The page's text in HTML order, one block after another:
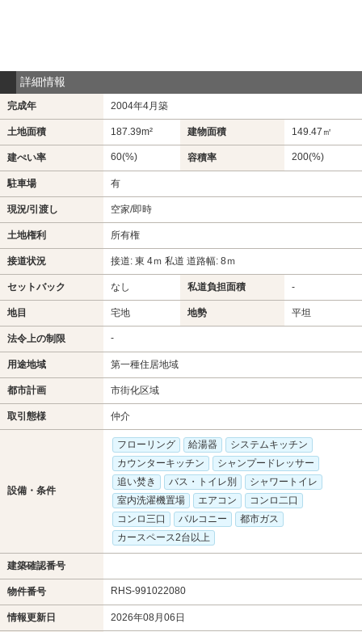
詳細情報
完成年 2004年4月築
土地面積 187.39m² 建物面積 149.47㎡
建ぺい率 60(%) 容積率 200(%)
駐車場 有
現況/引渡し 空家/即時
土地権利 所有権
接道状況 接道: 東 4ｍ 私道 道路幅: 8ｍ
セットバック なし 私道負担面積 -
地目 宅地 地勢 平坦
法令上の制限 -
用途地域 第一種住居地域
都市計画 市街化区域
取引態様 仲介
設備・条件
フローリング 給湯器
システムキッチン
カウンターキッチン
シャンプードレッサー
追い焚き
バス・トイレ別
シャワートイレ
室内洗濯機置場
エアコン
コンロ二口
コンロ三口
バルコニー
都市ガス
カースペース2台以上
建築確認番号
物件番号 RHS-991022080
情報更新日 2026年08月06日